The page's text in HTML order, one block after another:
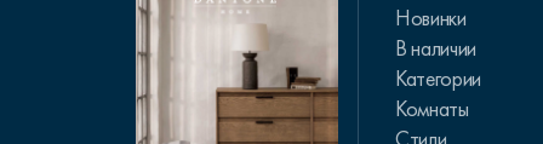
Новинки
В наличии
Категории
Комнаты
Стили